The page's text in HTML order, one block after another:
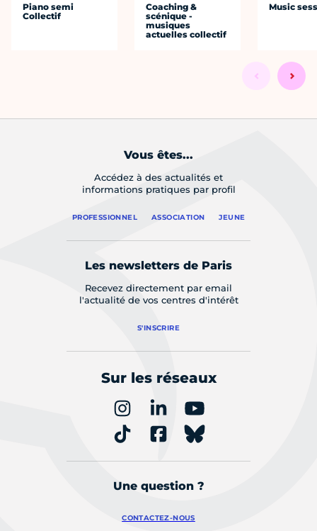
Piano semi
Collectif
Coaching &
scénique -
musiques
actuelles collectif
Music
Vous êtes...
Accédez à des actualités et
informations pratiques par profil
PROFESSIONNEL ASSOCIATION JEUNE
Les newsletters de Paris
Recevez directement par email
l'actualité de vos centres d'intérêt
S'INSCRIRE
Sur les réseaux
Une question ?
CONTACTEZ-NOUS